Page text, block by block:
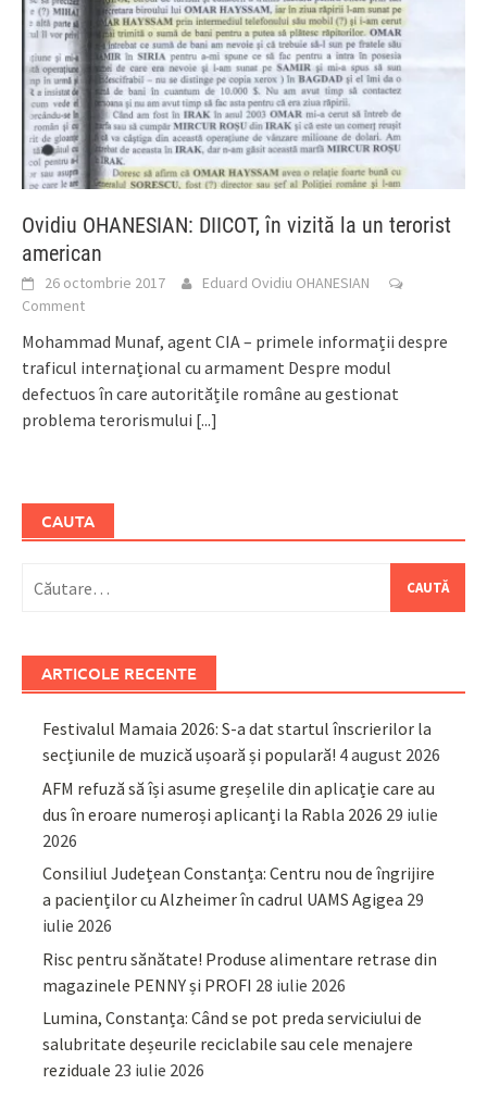
Ovidiu OHANESIAN: DIICOT, în vizită la un terorist
american
26 octombrie 2017
Eduard Ovidiu OHANESIAN
Comment
Mohammad Munaf, agent CIA – primele informații despre
traficul internațional cu armament Despre modul
defectuos în care autoritățile române au gestionat
problema terorismului [...]
CAUTA
după:
ARTICOLE RECENTE
Festivalul Mamaia 2026: S-a dat startul înscrierilor la
secțiunile de muzică ușoară și populară! 4 august 2026
AFM refuză să își asume greșelile din aplicație care au
dus în eroare numeroși aplicanți la Rabla 2026 29 iulie
2026
Consiliul Județean Constanța: Centru nou de îngrijire
a pacienților cu Alzheimer în cadrul UAMS Agigea 29
iulie 2026
Risc pentru sănătate! Produse alimentare retrase din
magazinele PENNY și PROFI 28 iulie 2026
Lumina, Constanța: Când se pot preda serviciului de
salubritate deșeurile reciclabile sau cele menajere
reziduale 23 iulie 2026